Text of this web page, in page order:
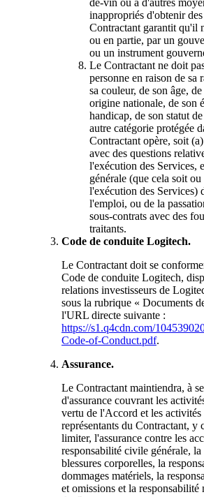
de-vin ou à d'autres
inappropriés d'obtenir
Contractant garantit qu'il
ou en partie, par un
ou un instrument
Le Contractant ne doit
personne en raison de sa
sa couleur, de son âge,
origine nationale, de son
handicap, de son statut
autre catégorie protégée
Contractant opère, soit
avec des questions
l'exécution des Services,
générale (que cela soit
l'exécution des Services)
l'emploi, ou de la
sous-contrats avec des
traitants.
Code de conduite Logitech.
Le Contractant doit se
Code de conduite Logitech,
relations investisseurs de
sous la rubrique « Documents
l'URL directe suivante :
https://s1.q4cdn.com/
Code-of-Conduct.pdf.
Assurance.
Le Contractant maintiendra, à
d'assurance couvrant les
vertu de l'Accord et les activités
représentants du Contractant, y
limiter, l'assurance contre les
responsabilité civile générale, la
blessures corporelles, la
dommages matériels, la
et omissions et la responsabilité